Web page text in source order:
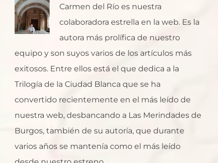
Carmen del Río es nuestra
colaboradora estrella en la web. Es la
autora más prolífica de nuestro
equipo y son suyos varios de los artículos más
exitosos. Entre ellos está el que dedica a la
Trilogía de la Ciudad Blanca que se ha
convertido recientemente en el más leído de
nuestra web, desbancando a Las Merindades de
Burgos, también de su autoría, que durante
varios años se mantenía como el más leído